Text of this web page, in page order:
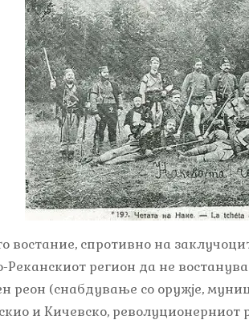
востание, спротивно на
Реканскиот регион да не
реон (снабдување со оружје,
и Кичевско,